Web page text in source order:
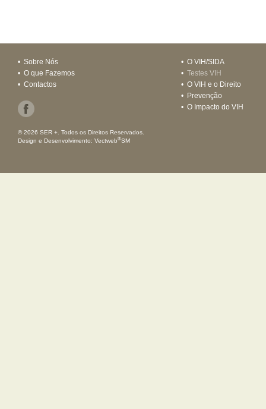
• Sobre Nós
• O que Fazemos
• Contactos
• O VIH/SIDA
• Testes VIH
• O VIH e o Direito
• Prevenção
• O Impacto do VIH
© 2026 SER +. Todos os Direitos Reservados.
Design e Desenvolvimento: Vectweb®SM